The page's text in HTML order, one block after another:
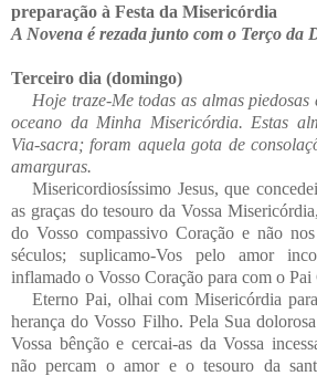
preparação à Festa da Misericórdia
A Novena é rezada junto com o Terço da
Terceiro dia (domingo)
Hoje traze-Me todas as almas
oceano da Minha Misericórdia. Estas
Via-sacra; foram aquela gota de
amarguras.
Misericordiosíssimo Jesus, que
as graças do tesouro da Vossa
do Vosso compassivo Coração e não
séculos; suplicamo-Vos pelo amor
inflamado o Vosso Coração para com o Pai
Eterno Pai, olhai com Misericórdia
herança do Vosso Filho. Pela Sua
Vossa bênção e cercai-as da Vossa
não percam o amor e o tesouro da